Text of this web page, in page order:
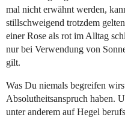
mal nicht erwähnt werden,
stillschweigend trotzdem
einer Rose als rot im Alltag
nur bei Verwendung von
gilt.
Was Du niemals begreifen
Absolutheitsanspruch haben.
unter anderem auf Hegel